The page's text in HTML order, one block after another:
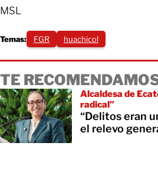
MSL
Temas: FGR huachicol
TE
Alcaldesa de
radical”
“Delitos eran
el relevo